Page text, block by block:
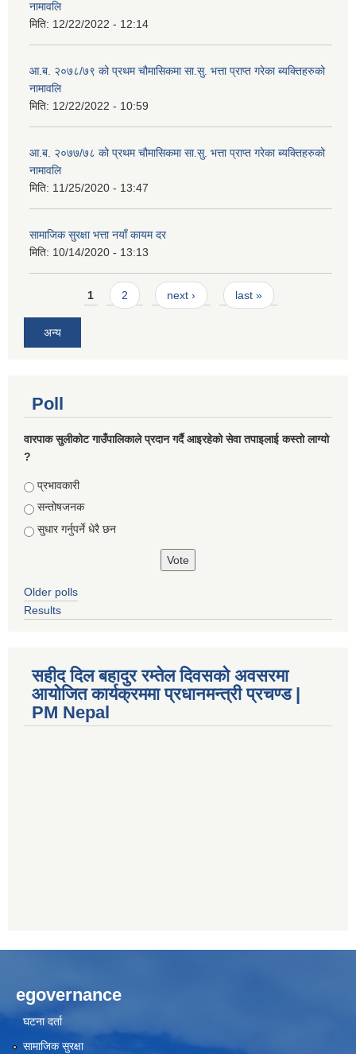
नामावलि
मिति: 12/22/2022 - 12:14
आ.ब. २०७८/७९ को प्रथम चौमासिकमा सा.सु. भत्ता प्राप्त गरेका ब्यक्तिहरुको
नामावलि
मिति: 12/22/2022 - 10:59
आ.ब. २०७७/७८ को प्रथम चौमासिकमा सा.सु. भत्ता प्राप्त गरेका ब्यक्तिहरुको
नामावलि
मिति: 11/25/2020 - 13:47
सामाजिक सुरक्षा भत्ता नयाँ कायम दर
मिति: 10/14/2020 - 13:13
Pages1 2 next › last »
अन्य
Poll
वारपाक सुलीकोट गाउँपालिकाले प्रदान गर्दै आइरहेको सेवा तपाइलाई कस्तो लाग्यो
?
Choices
प्रभावकारी
सन्तोषजनक
सुधार गर्नुपर्ने धेरै छन
Older polls
Results
सहीद दिल बहादुर रम्तेल दिवसको अवसरमा
आयोजित कार्यक्रममा प्रधानमन्त्री प्रचण्ड |
PM Nepal
egovernance
घटना दर्ता
सामाजिक सुरक्षा